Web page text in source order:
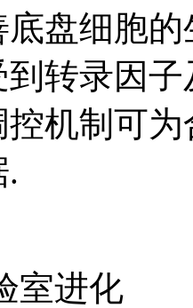
盘细胞
转录因
机制可
.
室进化